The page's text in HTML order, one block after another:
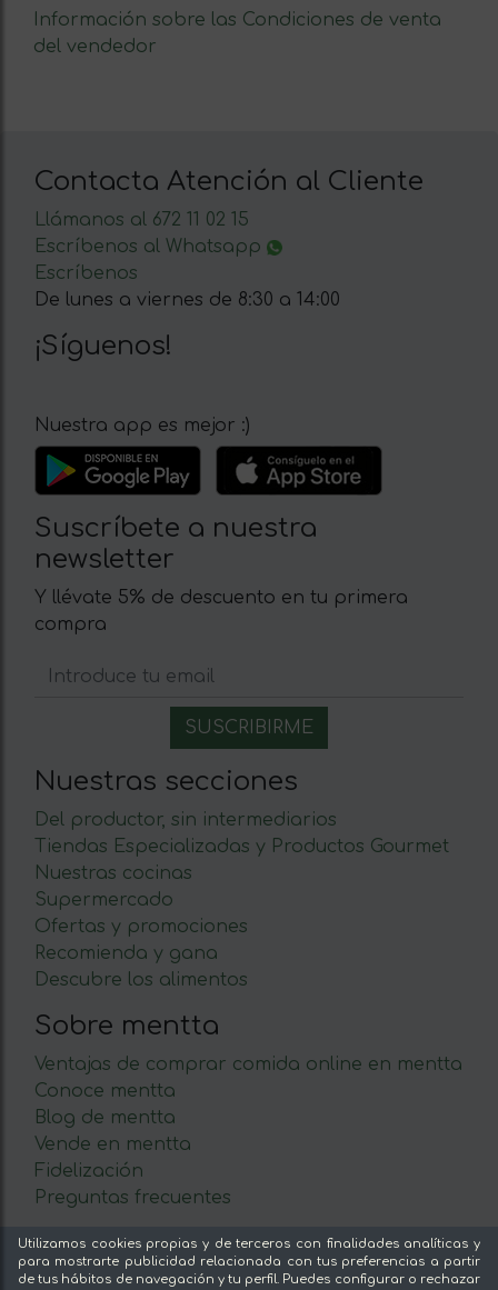
Información sobre las Condiciones de venta
del vendedor
Contacta Atención al Cliente
Llámanos al 672 11 02 15
Escríbenos al Whatsapp
Escríbenos
De lunes a viernes de 8:30 a 14:00
¡Síguenos!
Nuestra app es mejor :)
Suscríbete a nuestra
newsletter
Y llévate 5% de descuento en tu primera
compra
Nuestras secciones
Del productor, sin intermediarios
Tiendas Especializadas y Productos Gourmet
Nuestras cocinas
Supermercado
Ofertas y promociones
Recomienda y gana
Descubre los alimentos
Sobre mentta
Ventajas de comprar comida online en mentta
Conoce mentta
Blog de mentta
Vende en mentta
Fidelización
Preguntas frecuentes
Legal
Aviso legal
Utilizamos cookies propias y de terceros con finalidades analíticas y
para mostrarte publicidad relacionada con tus preferencias a partir
de tus hábitos de navegación y tu perfil. Puedes configurar o rechazar